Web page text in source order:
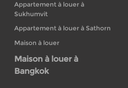
Appartement à louer à
Sukhumvit
Appartement à louer à Sathorn
Maison à louer
Maison à louer à
Bangkok